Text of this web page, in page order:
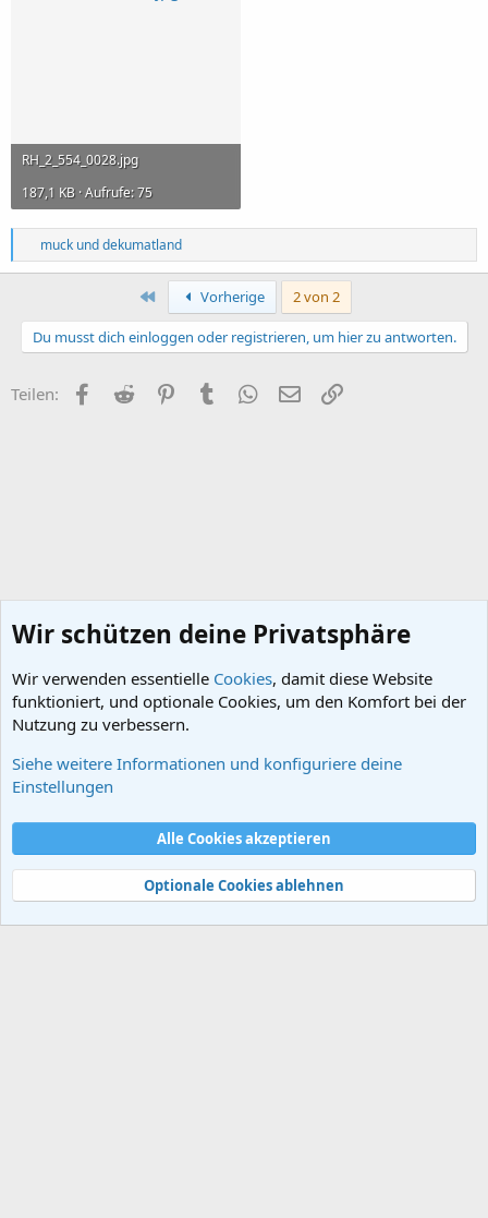
RH_2_554_0028.jpg
187,1 KB · Aufrufe: 75
R
e
a
i
o
n
muck unddekumatland
Erste Vorherige 2 von 2
Du musst dich einloggen oder registrieren, um hier zu antworten.
Teilen: Facebook
Reddit PinterestTumblr WhatsApp
E-Mail
Der Zweite Weltkrieg
Nutzungsbedingungen
Datenschutz
Hilfe und Impressum
Start
R
S
Community platform by XenForo® © 2010-2024 XenForo Ltd.
Wir schützen deine Privatsphäre
Wir verwenden essentielle Cookies, damit diese Website
funktioniert, und optionale Cookies, um den Komfort bei der
Nutzung zu verbessern.
Siehe weitere Informationen und konfiguriere deine
Einstellungen
Alle Cookies akzeptieren
Optionale Cookies ablehnen